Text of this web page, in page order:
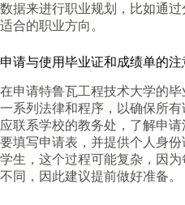
数据来进行职业规划，比如通
适合的职业方向。
申请与使用毕业证和成绩单的注
在申请特鲁瓦工程技术大学的
一系列法律和程序，以确保所
应联系学校的教务处，了解申
要填写申请表，并提供个人身
学生，这个过程可能复杂，因
不同，因此建议提前做好准备。